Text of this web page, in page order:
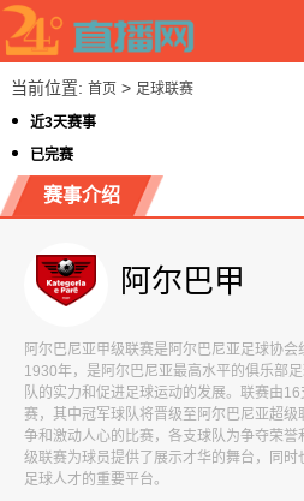
当前位置: 首页> 足球联赛
近3天赛事
已完赛
赛事介绍
阿尔巴甲
阿尔巴尼亚甲级联赛是阿尔巴尼亚足球协
1930年，是阿尔巴尼亚最高水平的俱乐部
队的实力和促进足球运动的发展。联赛由
赛，其中冠军球队将晋级至阿尔巴尼亚超
争和激动人心的比赛，各支球队为争夺荣
级联赛为球员提供了展示才华的舞台，同
足球人才的重要平台。